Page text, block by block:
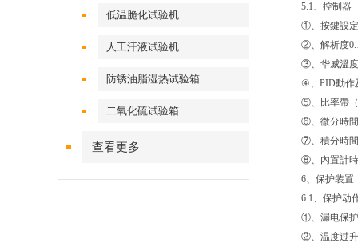
低温脆化试验机
人工汗液试验机
防锈油脂湿热试验箱
二氧化硫试验箱
查看更多
5.1、控
①、按鍵設
②、解析度
③、华威溫
④、PID動作
⑤、比率帶（
⑥、微分時
⑦、積分時
⑧、內置計
6、保护装置
6.1、保护
①、漏电保
②、温度过